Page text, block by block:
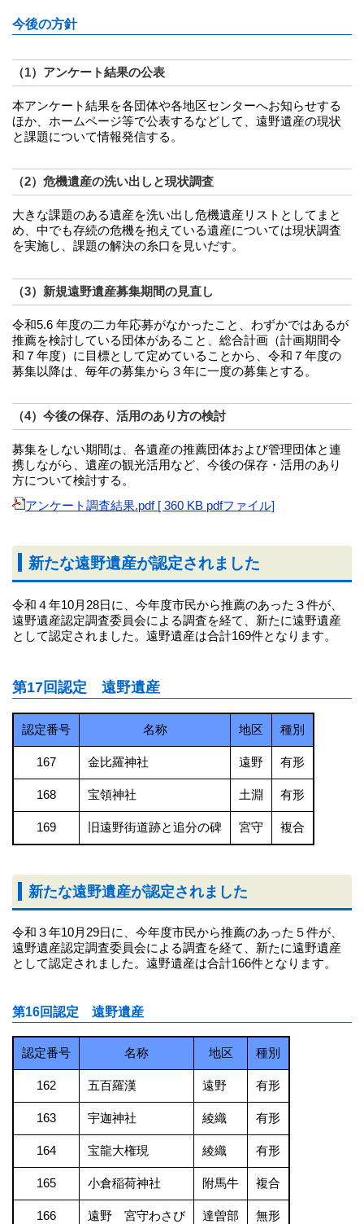
今後の方針
（1）アンケート結果の公表
本アンケート結果を各団体や各地区センターへお知らせする
ほか、ホームページ等で公表するなどして、遠野遺産の現状
と課題について情報発信する。
（2）危機遺産の洗い出しと現状調査
大きな課題のある遺産を洗い出し危機遺産リストとしてまと
め、中でも存続の危機を抱えている遺産については現状調査
を実施し、課題の解決の糸口を見いだす。
（3）新規遠野遺産募集期間の見直し
令和5.6 年度の二カ年応募がなかったこと、わずかではあるが
推薦を検討している団体があること、総合計画（計画期間令
和７年度）に目標として定めていることから、令和７年度の
募集以降は、毎年の募集から３年に一度の募集とする。
（4）今後の保存、活用のあり方の検討
募集をしない期間は、各遺産の推薦団体および管理団体と連
携しながら、遺産の観光活用など、今後の保存・活用のあり
方について検討する。
アンケート調査結果.pdf [ 360 KB pdfファイル]
新たな遠野遺産が認定されました
令和４年10月28日に、今年度市民から推薦のあった３件が、
遠野遺産認定調査委員会による調査を経て、新たに遠野遺産
として認定されました。遠野遺産は合計169件となります。
第17回認定 遠野遺産
認定番号 名称 地区 種別
167 金比羅神社 遠野 有形
168 宝領神社 土淵 有形
169 旧遠野街道跡と追分の碑 宮守 複合
新たな遠野遺産が認定されました
令和３年10月29日に、今年度市民から推薦のあった５件が、
遠野遺産認定調査委員会による調査を経て、新たに遠野遺産
として認定されました。遠野遺産は合計166件となります。
第16回認定 遠野遺産
認定番号 名称 地区 種別
162 五百羅漢 遠野 有形
163 宇迦神社 綾織 有形
164 宝龍大権現 綾織 有形
165 小倉稲荷神社 附馬牛 複合
166 遠野 宮守わさび 達曽部 無形